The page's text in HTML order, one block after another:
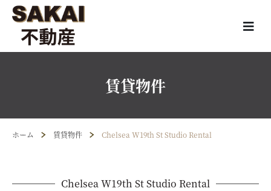
賃貸物件
ホーム 賃貸物件 Chelsea W19th St Studio Rental
Chelsea W19th St Studio Rental